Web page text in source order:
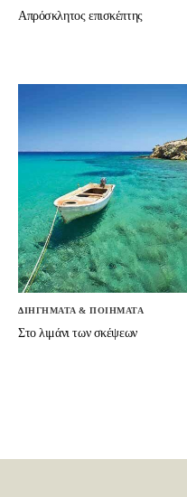
Απρόσκλητος επισκέπτης
ΔΙΗΓΗΜΑΤΑ & ΠΟΙΗΜΑΤΑ
Στο λιμάνι των σκέψεων